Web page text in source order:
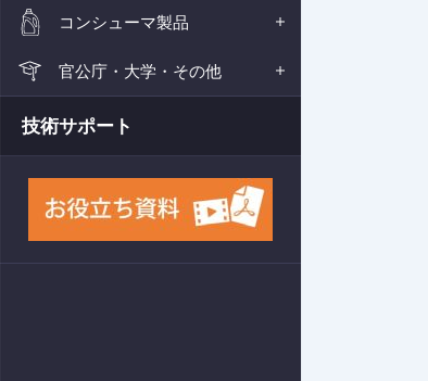
コンシューマ製品
官公庁・大学・その他
技術サポート